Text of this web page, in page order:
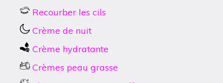
Recourber les cils
Crème de nuit
Crème hydratante
Crèmes peau grasse